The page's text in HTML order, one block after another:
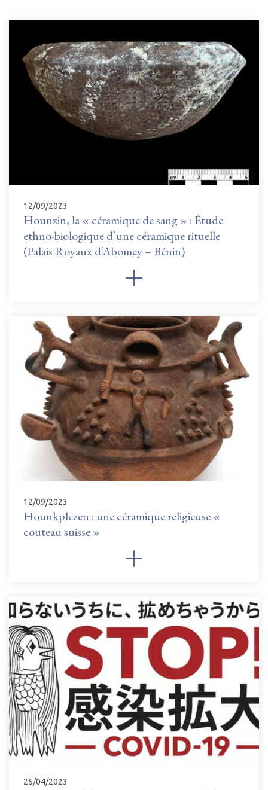
12/09/2023
Hounzin, la « céramique de sang » : Étude
ethno-biologique d’une céramique rituelle
(Palais Royaux d’Abomey – Bénin)
12/09/2023
Hounkplezen : une céramique religieuse «
couteau suisse »
25/04/2023